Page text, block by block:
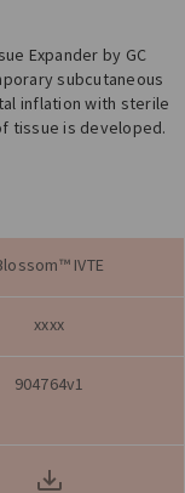
Expander by GC
subcutaneous
inflation with sterile
tissue is developed.
IVTE
xxxx
904764v1